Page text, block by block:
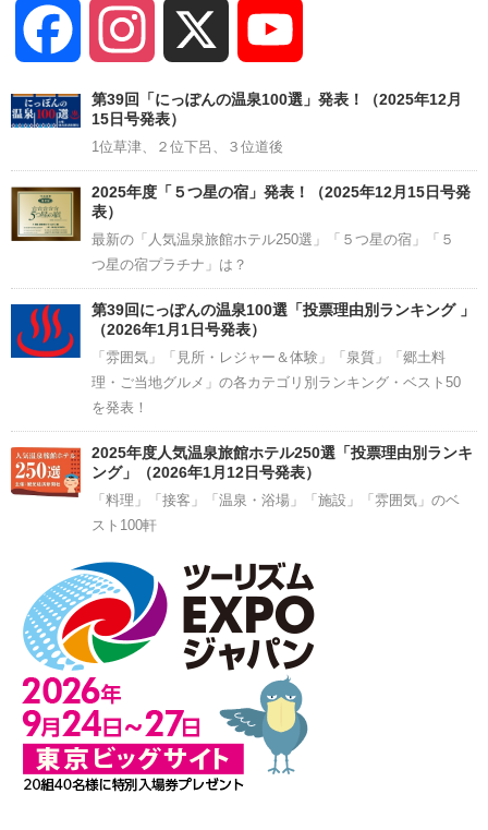
Facebook Instagram
Channel
第39回「にっぽんの温泉100選」発表！（2025年12月
15日号発表）
1位草津、２位下呂、３位道後
2025年度「５つ星の宿」発表！（2025年12月15日号発
表）
最新の「人気温泉旅館ホテル250選」「５つ星の宿」「５
つ星の宿プラチナ」は？
第39回にっぽんの温泉100選「投票理由別ランキング 」
（2026年1月1日号発表）
「雰囲気」「見所・レジャー＆体験」「泉質」「郷土料
理・ご当地グルメ」の各カテゴリ別ランキング・ベスト50
を発表！
2025年度人気温泉旅館ホテル250選「投票理由別ランキ
ング」（2026年1月12日号発表）
「料理」「接客」「温泉・浴場」「施設」「雰囲気」のベ
スト100軒